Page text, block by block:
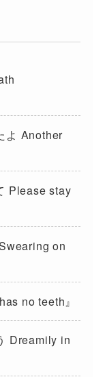
よ Another
Please stay
on
no teeth』
Dreamily in